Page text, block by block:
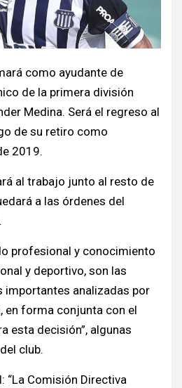
como ayudante de
de la primera división
Medina. Será el regreso al
de su retiro como
2019.
al trabajo junto al resto de
a las órdenes del
profesional y conocimiento
y deportivo, son las
importantes analizadas por
en forma conjunta con el
esta decisión”, algunas
club.
“La Comisión Directiva